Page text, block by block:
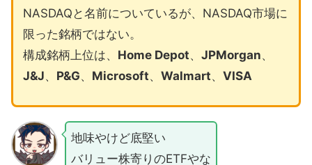
NASDAQと名前についているが、NASDAQ市場に
限った銘柄ではない。
構成銘柄上位は、 Home Depot、 JPMorgan、
J&J、 P&G、 Microsoft、 Walmart、 VISA
地味やけど底堅い
バリュー株寄りのETFやな